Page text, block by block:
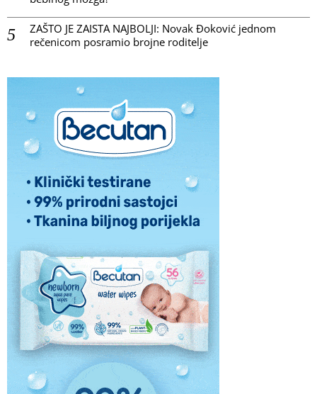
ZAŠTO JE ZAISTA NAJBOLJI: Novak Đoković jednom
rečenicom posramio brojne roditelje